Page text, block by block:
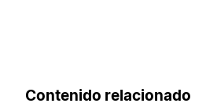
Contenido relacionado